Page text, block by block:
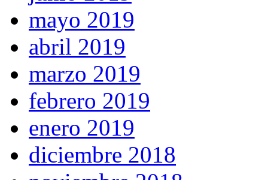
mayo 2019
abril 2019
marzo 2019
febrero 2019
enero 2019
diciembre 2018